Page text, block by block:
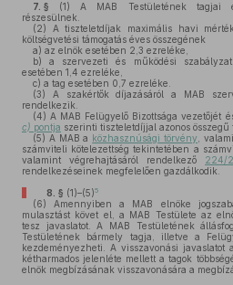
7. § (1) A MAB Testületének tagjai
részesülnek.
(2) A tiszteletdíjak maximális havi
költségvetési támogatás éves összegének
a) az elnök esetében 2,3 ezreléke,
b) a szervezeti és működési
esetében 1,4 ezreléke,
c) a tag esetében 0,7 ezreléke.
(3) A szakértők díjazásáról a MAB
rendelkezik.
(4) A MAB Felügyelő Bizottsága vezetőjét
c) pontja szerinti tiszteletdíjjal azonos összegű
(5) A MAB a közhasznúsági törvény ,
számviteli kötelezettség tekintetében a
valamint végrehajtásáról rendelkező 224/
rendelkezéseinek megfelelően gazdálkodik.
8. § (1)–(5)5
(6) Amennyiben a MAB elnöke
mulasztást követ el, a MAB Testülete az
tesz javaslatot. A MAB Testületének
Testületének bármely tagja, illetve a
kezdeményezheti. A visszavonási javaslatot
kétharmados jelenléte mellett a tagok
elnök megbízásának visszavonására a